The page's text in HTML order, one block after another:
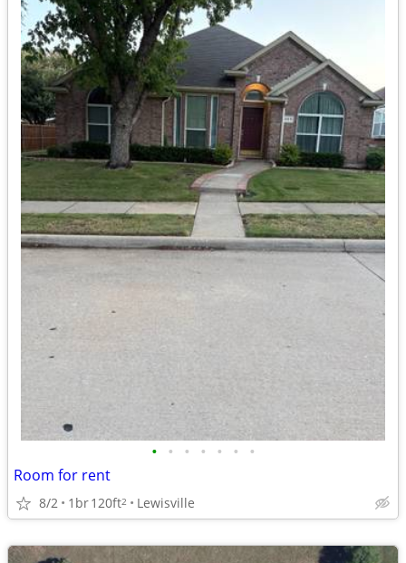
• • • • • • •
Room for rent
8/2 1br120ft2 Lewisville